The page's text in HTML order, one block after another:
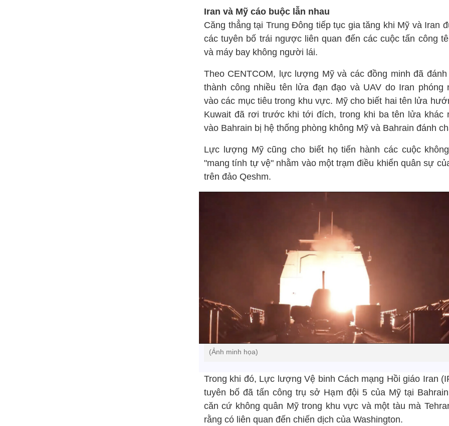
Iran và Mỹ cáo buộc lẫn nhau
Căng thẳng tại Trung Đông tiếp tục gia tăng khi Mỹ và Iran
các tuyên bố trái ngược liên quan đến các cuộc tấn công
và máy bay không người lái.
Theo CENTCOM, lực lượng Mỹ và các đồng minh đã đánh
thành công nhiều tên lửa đạn đạo và UAV do Iran phóng
vào các mục tiêu trong khu vực. Mỹ cho biết hai tên lửa
Kuwait đã rơi trước khi tới đích, trong khi ba tên lửa khác
vào Bahrain bị hệ thống phòng không Mỹ và Bahrain đánh
Lực lượng Mỹ cũng cho biết họ tiến hành các cuộc
"mang tính tự vệ" nhằm vào một trạm điều khiển quân sự
trên đảo Qeshm.
(Ảnh minh họa)
Trong khi đó, Lực lượng Vệ binh Cách mạng Hồi giáo Iran
tuyên bố đã tấn công trụ sở Hạm đội 5 của Mỹ tại
căn cứ không quân Mỹ trong khu vực và một tàu mà
rằng có liên quan đến chiến dịch của Washington.